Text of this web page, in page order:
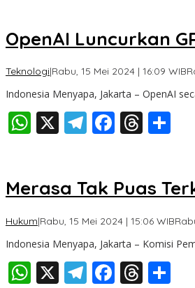
OpenAI Luncurkan
Teknologi|Rabu, 15 Mei 2024 | 16:09 WIB
Indonesia Menyapa, Jakarta – OpenAI
WhatsApp
X Telegram
Merasa Tak Puas
Hukum|Rabu, 15 Mei 2024 | 15:06 WIB
Indonesia Menyapa, Jakarta – Komisi
WhatsApp
X Telegram